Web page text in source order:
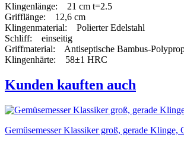
Klingenlänge: 21 cm t=2.5
Grifflänge: 12,6 cm
Klingenmaterial: Polierter Edelstahl
Schliff: einseitig
Griffmaterial: Antiseptische Bambus-
Klingenhärte: 58±1 HRC
Kunden kauften auch
Gemüsemesser Klassiker groß, gerade Klinge,